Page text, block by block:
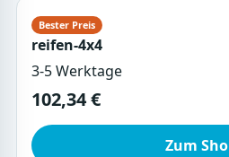
reifen-4x4
3-5 Werktage
102,34 €
Zum